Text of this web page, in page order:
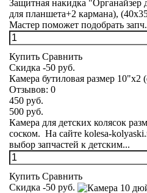
Защитная накидка "Органайзер
для планшета+2 кармана),
Мастер поможет подобрать
Купить Сравнить
Скидка -50 руб.
Камера бутиловая размер 10"х2
Отзывов: 0
450 руб.
500 руб.
Камера для детских колясок
соском. На сайте kolesa-
выбор запчастей к детским...
Купить Сравнить
Скидка -50 руб.